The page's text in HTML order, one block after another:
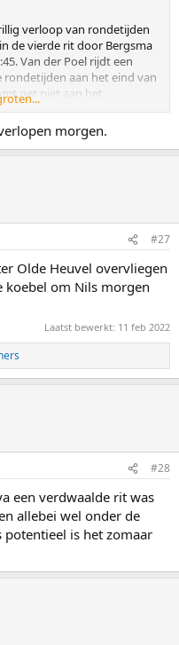
verloop van rondetijden
de vierde rit door Bergsma
Van der Poel rijdt een
aan het eind van
net niet aan het
zijn onder de indruk: "hij
een man met een
als Roest verlopen zijn
weer boven en dan weer
12:49 waarna hij
op zijn fantastische
met de NOS nog wat kolen
reageert zeer
Bergsma bevat weinig
richting van: "ik raakte hem
en kan ik hem aan het
er nu ook niet in."
is tegen Van der Poel,
Verder stelt
"Laten we het nog even
Eerst was er het gedoe
1500 meter en daarna
naar buiten van Van
Kunnen we nu
veel energie hebben
morgen.
#27
Olde Heuvel overvliegen
om Nils morgen
Laatst bewerkt: 11 feb 2022
#28
een verdwaalde rit was
allebei wel onder de
potentieel is het zomaar